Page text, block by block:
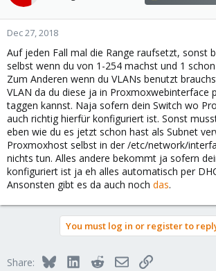
Dec 27, 2018
Auf jeden Fall mal die Range raufsetzt, sonst
selbst wenn du von 1-254 machst und 1
Zum Anderen wenn du VLANs benutzt
VLAN da du diese ja in Proxmoxwebinterface
taggen kannst. Naja sofern dein Switch wo
auch richtig hierfür konfiguriert ist. Sonst
eben wie du es jetzt schon hast als Subnet
Proxmoxhost selbst in der /etc/network/
nichts tun. Alles andere bekommt ja sofern
konfiguriert ist ja eh alles automatisch per
Ansonsten gibt es da auch noch das.
You must log in or register to
Share: BlueskyLinkedInRedditEmailLink